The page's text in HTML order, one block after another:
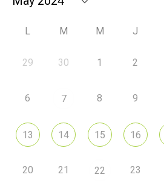
L M M J
29 30 1 2
6 7 8 9
13 14 15 16
20 21 22 23